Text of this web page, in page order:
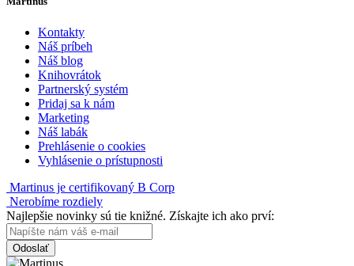
Kontakty
Náš príbeh
Náš blog
Knihovrátok
Partnerský systém
Pridaj sa k nám
Marketing
Náš labák
Prehlásenie o cookies
Vyhlásenie o prístupnosti
Martinus je certifikovaný B Corp
Nerobíme rozdiely
Najlepšie novinky sú tie knižné. Získajte ich ako prví:
Odoslať